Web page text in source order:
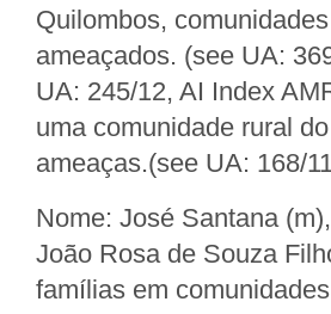
Quilombos,
ameaçados. (see UA:
UA: 245/12, AI Index
uma comunidade rural
ameaças.(see UA: 168/
Nome: José Santana
João Rosa de Souza
famílias em